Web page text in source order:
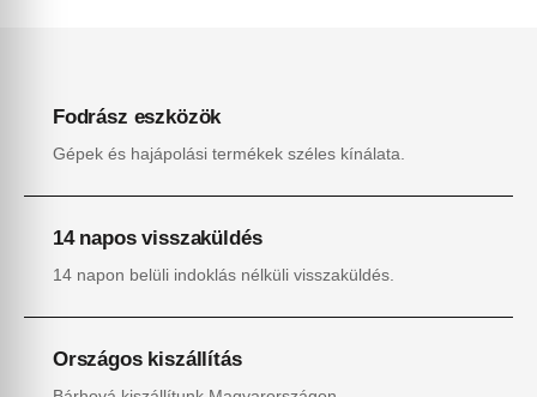
Fodrász eszközök
Gépek és hajápolási termékek széles kínálata.
14 napos visszaküldés
14 napon belüli indoklás nélküli visszaküldés.
Országos kiszállítás